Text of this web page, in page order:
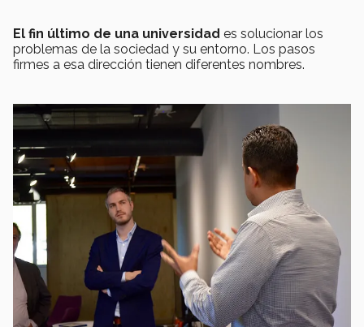
El fin último de una universidad es solucionar los
problemas de la sociedad y su entorno. Los pasos
firmes a esa dirección tienen diferentes nombres.